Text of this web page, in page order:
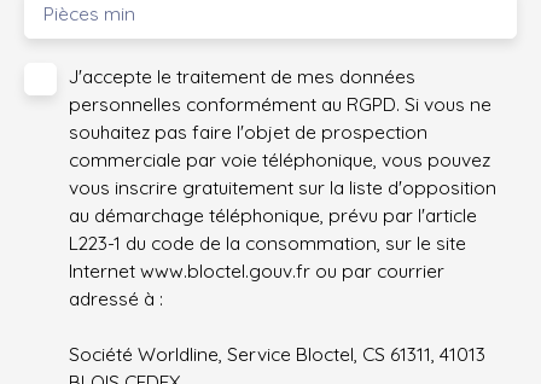
Pièces min
J'accepte le traitement de mes données
personnelles conformément au RGPD. Si vous ne
souhaitez pas faire l'objet de prospection
commerciale par voie téléphonique, vous pouvez
vous inscrire gratuitement sur la liste d'opposition
au démarchage téléphonique, prévu par l'article
L223-1 du code de la consommation, sur le site
Internet www.bloctel.gouv.fr ou par courrier
adressé à :
Société Worldline, Service Bloctel, CS 61311, 41013